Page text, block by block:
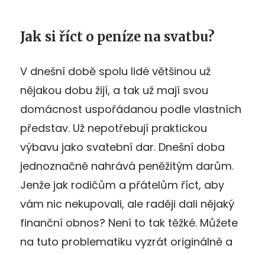
Jak si říct o peníze na svatbu?
V dnešní době spolu lidé většinou už
nějakou dobu žijí, a tak už mají svou
domácnost uspořádanou podle vlastních
představ. Už nepotřebují praktickou
výbavu jako svatební dar. Dnešní doba
jednoznačně nahrává peněžitým darům.
Jenže jak rodičům a přátelům říct, aby
vám nic nekupovali, ale raději dali nějaký
finanční obnos? Není to tak těžké. Můžete
na tuto problematiku vyzrát originálně a